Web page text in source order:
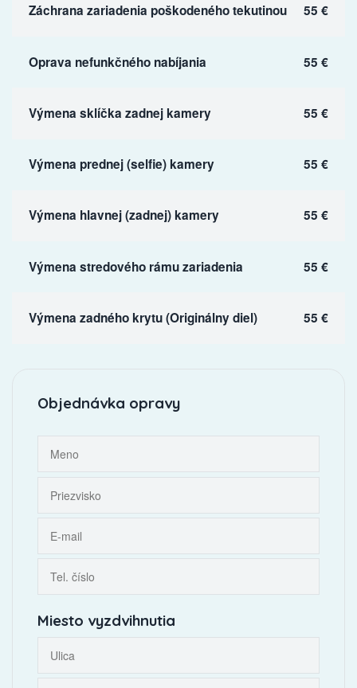
Záchrana zariadenia poškodeného tekutinou 55 €
Oprava nefunkčného nabíjania 55 €
Výmena sklíčka zadnej kamery 55 €
Výmena prednej (selfie) kamery 55 €
Výmena hlavnej (zadnej) kamery 55 €
Výmena stredového rámu zariadenia 55 €
Výmena zadného krytu (Originálny diel) 55 €
Objednávka opravy
Miesto vyzdvihnutia